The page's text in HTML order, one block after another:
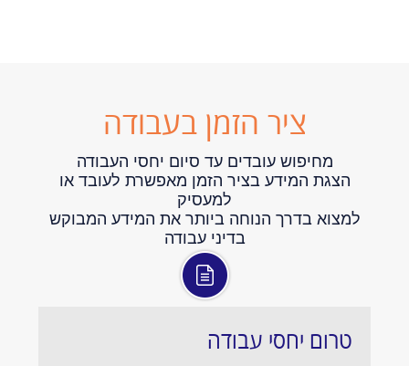
ציר הזמן בעבודה
מחיפוש עובדים עד סיום יחסי העבודה
הצגת המידע בציר הזמן מאפשרת לעובד או
למעסיק
למצוא בדרך הנוחה ביותר את המידע המבוקש
בדיני עבודה
טרום יחסי עבודה